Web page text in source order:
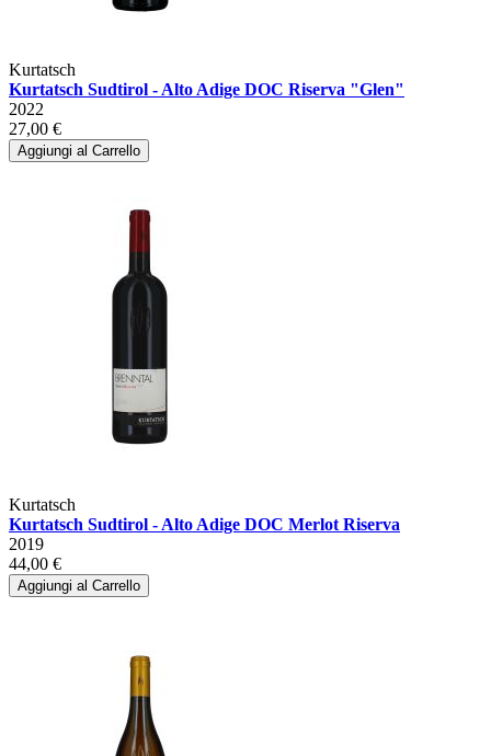
Kurtatsch
Kurtatsch Sudtirol - Alto Adige DOC Riserva "Glen"
2022
27,00 €
Aggiungi al Carrello
Kurtatsch
Kurtatsch Sudtirol - Alto Adige DOC Merlot Riserva
2019
44,00 €
Aggiungi al Carrello